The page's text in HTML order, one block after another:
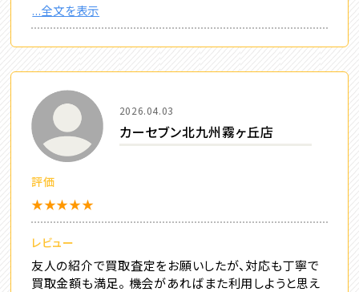
...全文を表示
2026.04.03
カーセブン北九州霧ヶ丘店
評価
★★★★★
レビュー
友人の紹介で買取査定をお願いしたが、対応も丁寧で
買取金額も満足。 機会があればまた利用しようと思え